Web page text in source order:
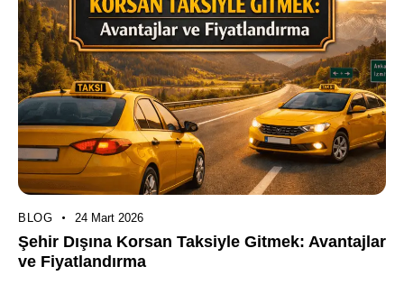
BLOG 24 Mart 2026
Şehir Dışına Korsan Taksiyle Gitmek: Avantajlar
ve Fiyatlandırma